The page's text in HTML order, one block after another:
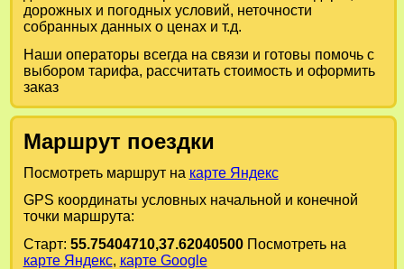
дорожных и погодных условий, неточности
собранных данных о ценах и т.д.
Наши операторы всегда на связи и готовы помочь с
выбором тарифа, рассчитать стоимость и оформить
заказ
Маршрут поездки
Посмотреть маршрут на карте Яндекс
GPS координаты условных начальной и конечной
точки маршрута:
Старт: 55.75404710,37.62040500Посмотреть на
карте Яндекс, карте Google